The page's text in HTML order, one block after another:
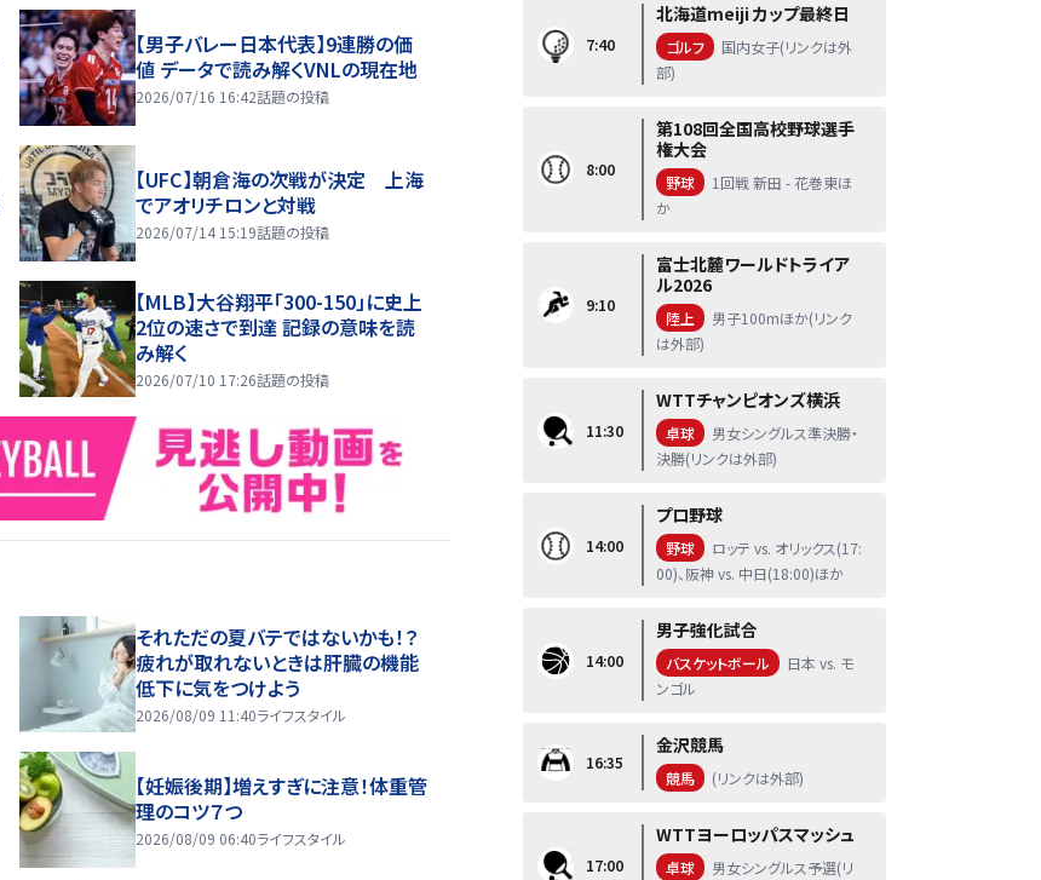
【男子バレー日本代表】9連勝の価
値 データで読み解くVNLの現在地
2026/07/16 16:42話題の投稿
【UFC】朝倉海の次戦が決定 上海
でアオリチロンと対戦
2026/07/14 15:19話題の投稿
【MLB】大谷翔平「300-150」に史上
2位の速さで到達 記録の意味を読
み解く
2026/07/10 17:26話題の投稿
それただの夏バテではないかも！？
疲れが取れないときは肝臓の機能
低下に気をつけよう
2026/08/09 11:40ライフスタイル
【妊娠後期】増えすぎに注意！体重管
理のコツ７つ
2026/08/09 06:40ライフスタイル
7:40
北海道meiji カップ最終日
ゴルフ
国内女子(リンクは外
部)
8:00
第108回全国高校野球選手
権大会
野球
1回戦 新田 - 花巻東ほ
か
9:10
富士北麓ワールドトライア
ル2026
陸上
男子100mほか(リンク
は外部)
11:30
WTTチャンピオンズ横浜
卓球
男女シングルス準決勝・
決勝(リンクは外部)
14:00
プロ野球
野球
ロッテ vs. オリックス(17:
00)、阪神 vs. 中日(18:00)ほか
14:00
男子強化試合
バスケットボール
日本 vs. モ
ンゴル
16:35
金沢競馬
競馬 (リンクは外部)
17:00
WTTヨーロッパスマッシュ
卓球
男女シングルス予選(リ